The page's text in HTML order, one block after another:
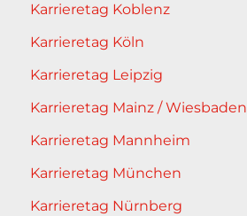
Karrieretag Koblenz
Karrieretag Köln
Karrieretag Leipzig
Karrieretag Mainz / Wiesbaden
Karrieretag Mannheim
Karrieretag München
Karrieretag Nürnberg